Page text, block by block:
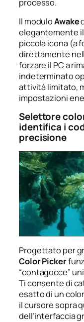
processo.
Il moduloAwake
elegantemente
piccola icona (a
direttamente
forzare il PC a
indeterminato
attività limitato,
impostazioni
Selettore
identifica i
precisione
Progettato per
Color Picker
“contagocce”
Ti consente di
esatto di un
il cursore sopra
dell’interfaccia